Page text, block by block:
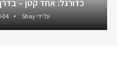
כדורגל: אחד קטן –
על ידי Shay
04